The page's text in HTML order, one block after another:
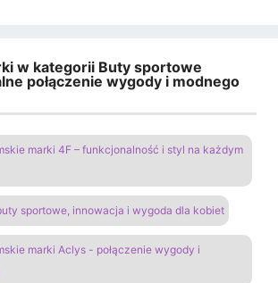
w kategorii Buty sportowe
połączenie wygody i modnego
marki 4F – funkcjonalność i styl na każdym
sportowe, innowacja i wygoda dla kobiet
marki Aclys - połączenie wygody i